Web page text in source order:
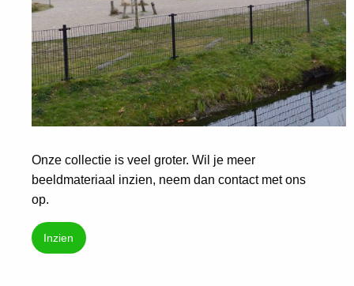
Onze collectie is veel groter. Wil je meer
beeldmateriaal inzien, neem dan contact met ons
op.
Inzien